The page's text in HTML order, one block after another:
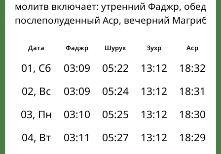
молитв включает: утренний Фаджр,
послеполуденный Аср, вечерний Магриб
Дата Фаджр Шурук Зухр Аср
01, Сб 03:09 05:22 13:12 18:32
02, Вс
03:09 05:24 13:12 18:31
03, Пн
03:10 05:25 13:12 18:30
04, Вт
03:11 05:27 13:12 18:29